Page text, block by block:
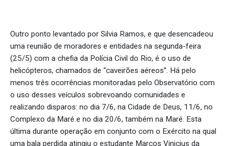
Outro ponto levantado por Silvia Ramos, e que desencadeou
uma reunião de moradores e entidades na segunda-feira
(25/5) com a chefia da Polícia Civil do Rio, é o uso de
helicópteros, chamados de “caveirões aéreos”. Há pelo
menos três ocorrências monitoradas pelo Observatório com
o uso desses veículos sobrevoando comunidades e
realizando disparos: no dia 7/6, na Cidade de Deus, 11/6, no
Complexo da Maré e no dia 20/6, também na Maré. Esta
última durante operação em conjunto com o Exército na qual
uma bala perdida atingiu o estudante Marcos Vinicius da